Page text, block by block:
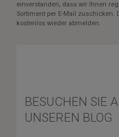
einverstanden, dass wir Ihnen
Sortiment per E-Mail zuschicken.
kostenlos wieder abmelden.
BESUCHEN SIE
UNSEREN BLOG